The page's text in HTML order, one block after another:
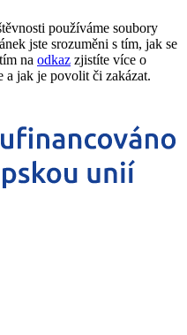
používáme soubory
jste srozuměni s tím, jak se
na odkaz zjistíte více o
a jak je povolit či zakázat.